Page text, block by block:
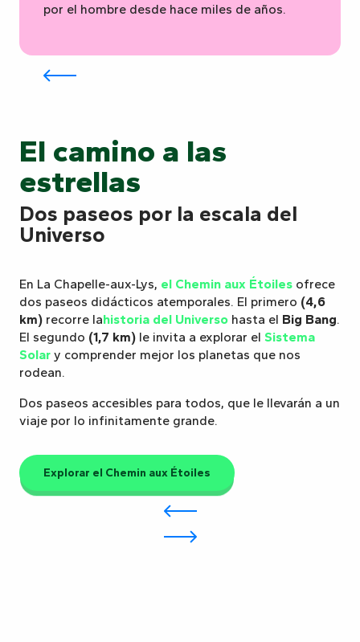
por el hombre desde hace miles de años.
El camino a las
estrellas
Dos paseos por la escala del
Universo
En La Chapelle-aux-Lys, el Chemin aux Étoiles ofrece
dos paseos didácticos atemporales. El primero (4,6
km) recorre lahistoria del Universo hasta el Big Bang.
El segundo (1,7 km) le invita a explorar el Sistema
Solar y comprender mejor los planetas que nos
rodean.
Dos paseos accesibles para todos, que le llevarán a un
viaje por lo infinitamente grande.
Explorar el Chemin aux Étoiles